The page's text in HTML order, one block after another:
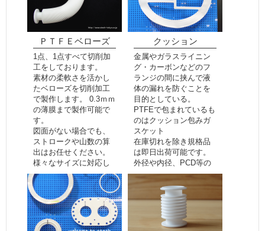
ＰＴＦＥベローズ
1点、1点すべて切削加
工をしております。
素材の柔軟さを活かし
たベローズを切削加工
で製作します。 0.3ｍｍ
の薄膜まで製作可能で
す。
図面がない場合でも、
ストロークや山数の算
出はお任せください。
様々なサイズに対応し
ております。
お気軽にご相談くださ
い。
クッション
金属やガラスライニン
グ・カーボンなどのフ
ランジの間に挟んで液
体の漏れを防ぐことを
目的としている。
PTFEで包まれているも
のはクッション包みガ
スケット
在庫切れを除き規格品
は即日出荷可能です。
外径や内径、PCD等の
指定品も制作できま
す。